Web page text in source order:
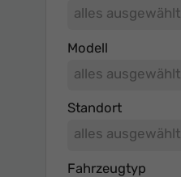
alles ausgewählt
Modell
alles ausgewählt
Standort
alles ausgewählt
Fahrzeugtyp